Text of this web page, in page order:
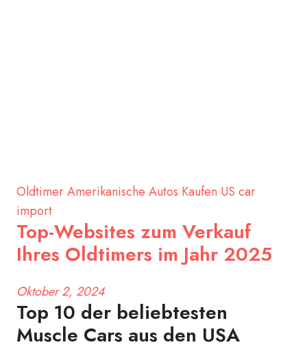
OldtimerAmerikanische Autos Kaufen US car
import
Top-Websites zum Verkauf
Ihres Oldtimers im Jahr 2025
Oktober 2, 2024
Top 10 der beliebtesten
Muscle Cars aus den USA